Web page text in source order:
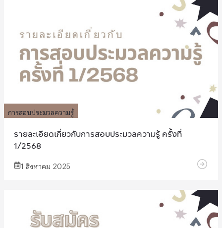
การสอบประมวลความรู้
รายละเอียดเกี่ยวกับการสอบประมวลความรู้ ครั้งที่
1/2568
1 สิงหาคม 2025